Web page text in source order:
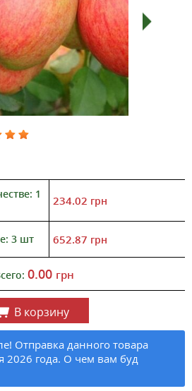
1
234.02 грн
3 шт 652.87 грн
0.00 грн
В корзину
Отправка данного товара
2026 года. О чем вам буд